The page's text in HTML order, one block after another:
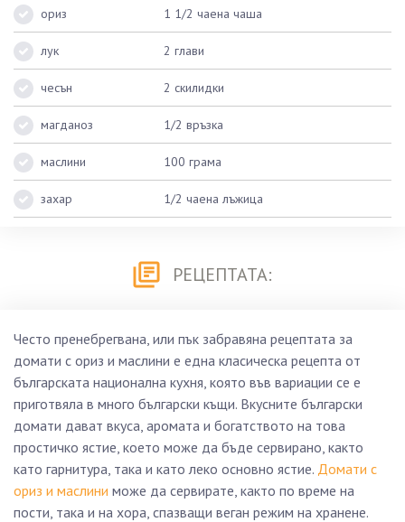
ориз 1 1/2 чаена чаша
лук 2 глави
чесън 2 скилидки
магданоз 1/2 връзка
маслини 100 грама
захар 1/2 чаена лъжица
РЕЦЕПТАТА:
Често пренебрегвана, или пък забравяна рецептата за
домати с ориз и маслини е една класическа рецепта от
българската национална кухня, която във вариации се е
приготвяла в много български къщи. Вкусните български
домати дават вкуса, аромата и богатството на това
простичко ястие, което може да бъде сервирано, както
като гарнитура, така и като леко основно ястие. Домати с
ориз и маслини може да сервирате, както по време на
пости, така и на хора, спазващи веган режим на хранене.